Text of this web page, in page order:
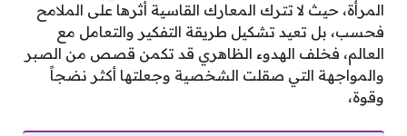
المرأة، حيث لا تترك المعارك القاسية أثرها على الملامح
فحسب، بل تعيد تشكيل طريقة التفكير والتعامل مع
العالم، فخلف الهدوء الظاهري قد تكمن قصص من الصبر
والمواجهة التي صقلت الشخصية وجعلتها أكثر نضجاً
وقوة،